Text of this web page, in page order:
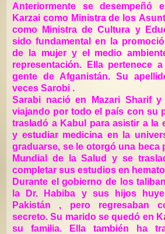
Anteriormente se desempeñó
Karzai como Ministra de los
como Ministra de Cultura y
sido fundamental en la
de la mujer y el medio
representación. Ella pertenece
gente de Afganistán. Su
veces Sarobi .
Sarabi nació en Mazari Sharif
viajando por todo el país con su
trasladó a Kabul para asistir a la
y estudiar medicina en la
graduarse, se le otorgó una beca
Mundial de la Salud y se
completar sus estudios en
Durante el gobierno de los talibanes en
la Dr. Habiba y sus hijos
Pakistán , pero regresaban
secreto. Su marido se quedó en
su familia. Ella también ha trabajado